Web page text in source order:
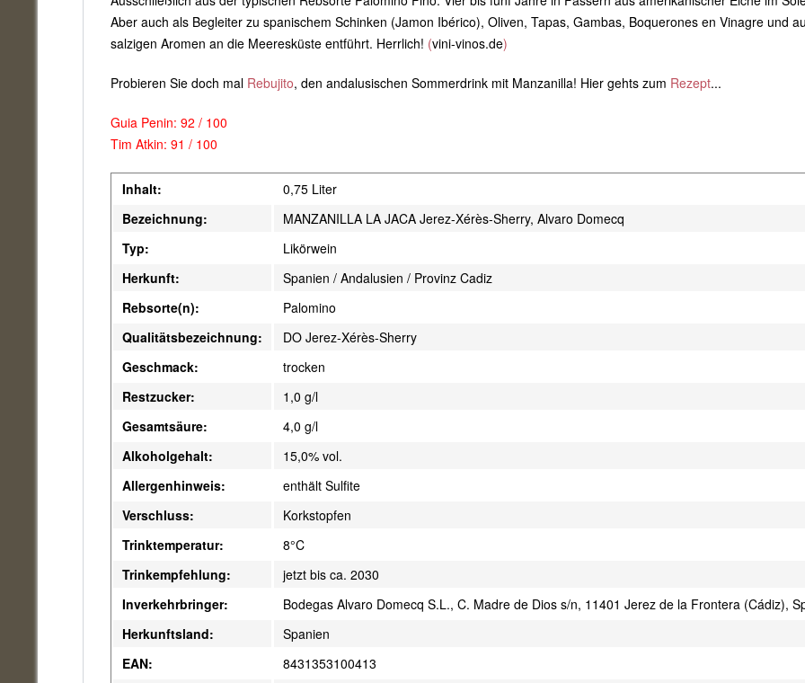
Aber auch als Begleiter zu spanischem Schinken (Jamon Ibérico), Oliven, Tapas, Gambas, Boquerones en Vinagre und
salzigen Aromen an die Meeresküste entführt. Herrlich! (vini-vinos.de)
Probieren Sie doch mal Rebujito, den andalusischen Sommerdrink mit Manzanilla! Hier gehts zum Rezept...
Guia Penin: 92 / 100
Tim Atkin: 91 / 100
Inhalt:
0,75 Liter
Bezeichnung:
MANZANILLA LA JACA Jerez-Xérès-Sherry, Alvaro Domecq
Typ:
Likörwein
Herkunft:
Spanien / Andalusien / Provinz Cadiz
Rebsorte(n):
Palomino
Qualitätsbezeichnung:
DO Jerez-Xérès-Sherry
Geschmack:
trocken
Restzucker:
1,0 g/l
Gesamtsäure:
4,0 g/l
Alkoholgehalt:
15,0% vol.
Allergenhinweis:
enthält Sulfite
Verschluss:
Korkstopfen
Trinktemperatur:
8°C
Trinkempfehlung:
jetzt bis ca. 2030
Inverkehrbringer:
Bodegas Alvaro Domecq S.L., C. Madre de Dios s/n, 11401 Jerez de la Frontera (Cádiz),
Herkunftsland:
Spanien
EAN:
8431353100413